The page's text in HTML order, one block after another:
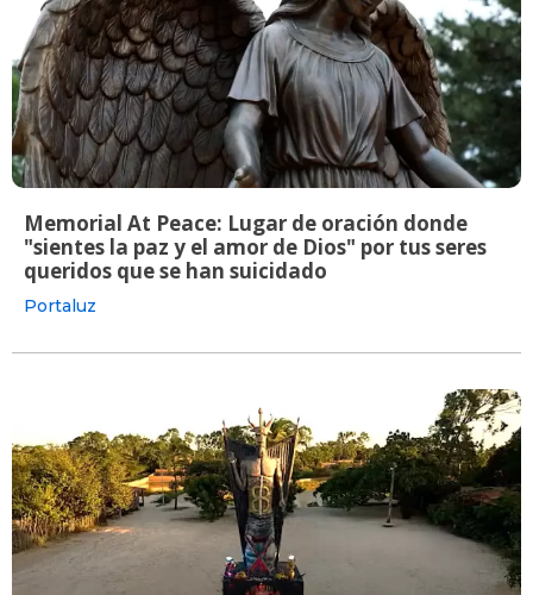
Memorial At Peace: Lugar de oración donde
"sientes la paz y el amor de Dios" por tus seres
queridos que se han suicidado
Portaluz